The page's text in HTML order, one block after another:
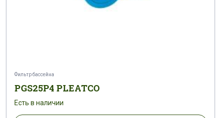
Фильтр бассейна
PGS25P4 PLEATCO
Есть в наличии